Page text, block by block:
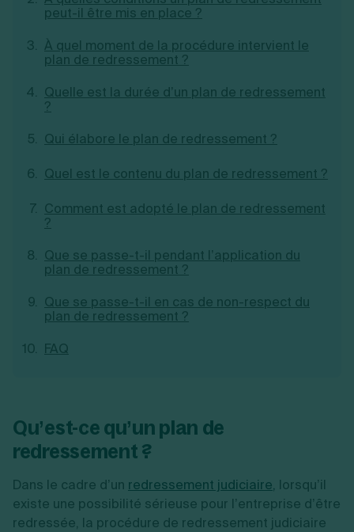
Toutes les modifications
Je souhaite être accompagné
Découvrez notre cabinet d'expertise
Création d'EURL
Création de SARL
Création de SAS
Création d'association
Aides à la création d’entreprise
Ouverture compte pro
Fermeture d’une entreprise
Création d'entreprise
peut-il être mis en place ?
À quel moment de la procédure intervient le
plan de redressement ?
Quelle est la durée d’un plan de redressement
?
Qui élabore le plan de redressement ?
Quel est le contenu du plan de redressement ?
Comment est adopté le plan de redressement
?
Que se passe-t-il pendant l’application du
plan de redressement ?
Que se passe-t-il en cas de non-respect du
plan de redressement ?
FAQ
Qu’est-ce qu’un plan de
redressement ?
Dans le cadre d’un redressement judiciaire, lorsqu’il
existe une possibilité sérieuse pour l’entreprise d’être
redressée, la procédure de redressement judiciaire